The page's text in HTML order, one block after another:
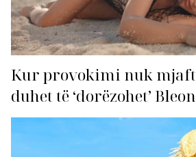
Kur provokimi nuk
duhet të ‘dorëzohet’